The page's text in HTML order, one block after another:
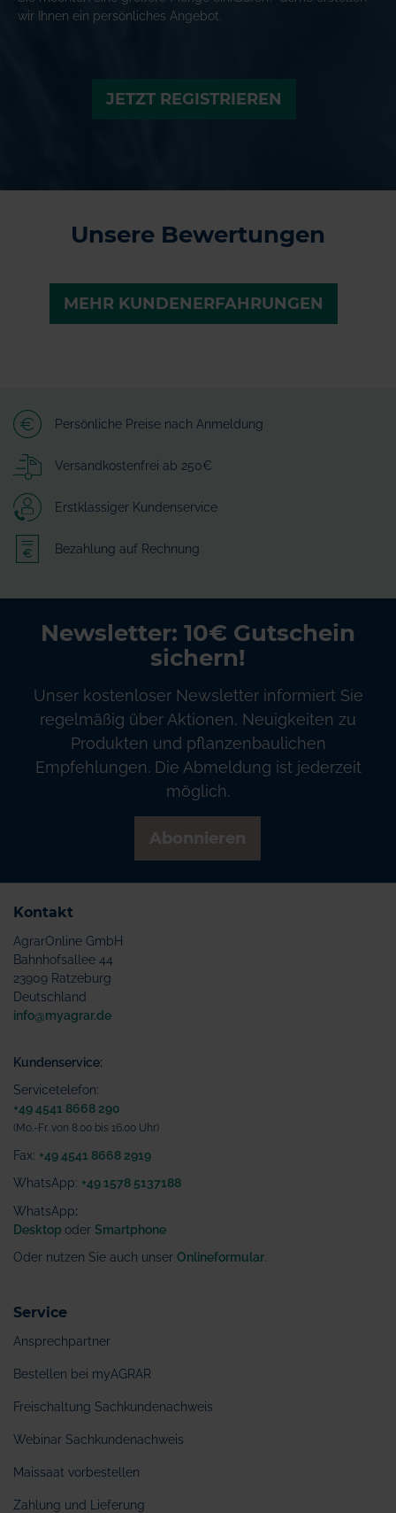
wir Ihnen ein persönliches Angebot.
JETZT REGISTRIEREN
Unsere Bewertungen
MEHR KUNDENERFAHRUNGEN
Persönliche Preise nach Anmeldung
Versandkostenfrei ab 250€
Erstklassiger Kundenservice
Bezahlung auf Rechnung
Newsletter: 10€ Gutschein
sichern!
Unser kostenloser Newsletter informiert Sie
regelmäßig über Aktionen, Neuigkeiten zu
Produkten und pflanzenbaulichen
Empfehlungen. Die Abmeldung ist jederzeit
möglich.
Kontakt
AgrarOnline GmbH
Bahnhofsallee 44
23909 Ratzeburg
Deutschland
info@myagrar.de
Kundenservice:
Servicetelefon:
+49 4541 8668 290
(Mo.-Fr. von 8.00 bis 16.00 Uhr)
Fax: +49 4541 8668 2919
WhatsApp: +49 1578 5137188
WhatsApp:
Desktop oder Smartphone
Oder nutzen Sie auch unser Onlineformular.
Service
Ansprechpartner
Bestellen bei myAGRAR
Freischaltung Sachkundenachweis
Webinar Sachkundenachweis
Maissaat vorbestellen
Zahlung und Lieferung